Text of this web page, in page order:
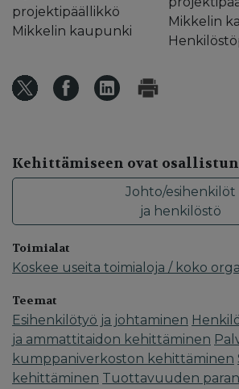
projektipäällikkö
Mikkelin kaupunki
Mikkelin
Kehittämiseen ovat
Johto/esihenkilöt
ja henkilöstö
Toimialat
Koskee useita toimialoja / koko
Teemat
Esihenkilötyö ja johtaminen
ja ammattitaidon kehittäminen
kumppaniverkoston kehittäminen
kehittäminen Tuottavuuden